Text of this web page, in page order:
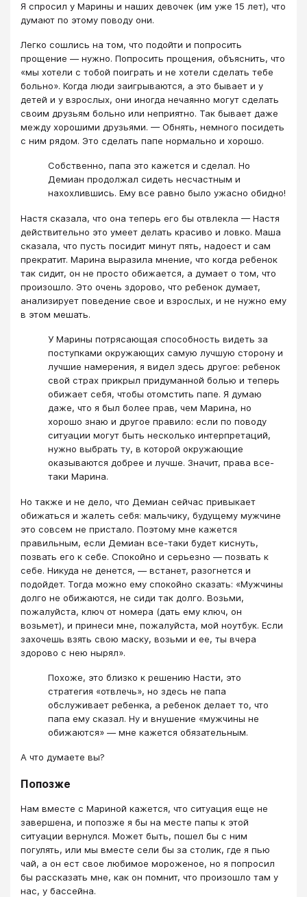
Я спросил у Марины и наших девочек (им уже 15 лет), что
думают по этому поводу они.
Легко сошлись на том, что подойти и попросить
прощение — нужно. Попросить прощения, объяснить, что
«мы хотели с тобой поиграть и не хотели сделать тебе
больно». Когда люди заигрываются, а это бывает и у
детей и у взрослых, они иногда нечаянно могут сделать
своим друзьям больно или неприятно. Так бывает даже
между хорошими друзьями. — Обнять, немного посидеть
с ним рядом. Это сделать папе нормально и хорошо.
Собственно, папа это кажется и сделал. Но
Демиан продолжал сидеть несчастным и
нахохлившись. Ему все равно было ужасно обидно!
Настя сказала, что она теперь его бы отвлекла — Настя
действительно это умеет делать красиво и ловко. Маша
сказала, что пусть посидит минут пять, надоест и сам
прекратит. Марина выразила мнение, что когда ребенок
так сидит, он не просто обижается, а думает о том, что
произошло. Это очень здорово, что ребенок думает,
анализирует поведение свое и взрослых, и не нужно ему
в этом мешать.
У Марины потрясающая способность видеть за
поступками окружающих самую лучшую сторону и
лучшие намерения, я видел здесь другое: ребенок
свой страх прикрыл придуманной болью и теперь
обижает себя, чтобы отомстить папе. Я думаю
даже, что я был более прав, чем Марина, но
хорошо знаю и другое правило: если по поводу
ситуации могут быть несколько интерпретаций,
нужно выбрать ту, в которой окружающие
оказываются добрее и лучше. Значит, права все-
таки Марина.
Но также и не дело, что Демиан сейчас привыкает
обижаться и жалеть себя: мальчику, будущему мужчине
это совсем не пристало. Поэтому мне кажется
правильным, если Демиан все-таки будет киснуть,
позвать его к себе. Спокойно и серьезно — позвать к
себе. Никуда не денется, — встанет, разогнется и
подойдет. Тогда можно ему спокойно сказать: «Мужчины
долго не обижаются, не сиди так долго. Возьми,
пожалуйста, ключ от номера (дать ему ключ, он
возьмет), и принеси мне, пожалуйста, мой ноутбук. Если
захочешь взять свою маску, возьми и ее, ты вчера
здорово с нею нырял».
Похоже, это близко к решению Насти, это
стратегия «отвлечь», но здесь не папа
обслуживает ребенка, а ребенок делает то, что
папа ему сказал. Ну и внушение «мужчины не
обижаются» — мне кажется обязательным.
А что думаете вы?
Попозже
Нам вместе с Мариной кажется, что ситуация еще не
завершена, и попозже я бы на месте папы к этой
ситуации вернулся. Может быть, пошел бы с ним
погулять, или мы вместе сели бы за столик, где я пью
чай, а он ест свое любимое мороженое, но я попросил
бы рассказать мне, как он помнит, что произошло там у
нас, у бассейна.